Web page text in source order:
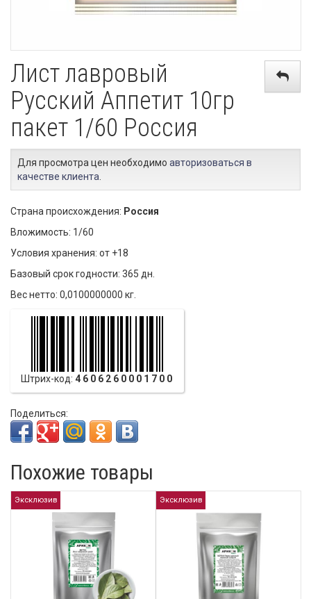
Лист лавровый
Русский Аппетит 10гр
пакет 1/60 Россия
Для просмотра цен необходимо авторизоваться в
качестве клиента
Страна происхождения: Россия
Вложимость: 1/60
Условия хранения: от +18
Базовый срок годности: 365 дн.
Вес нетто: 0,0100000000 кг.
Штрих-код: 4606260001700
Поделиться:
Похожие товары
Эксклюзив Эксклюзив